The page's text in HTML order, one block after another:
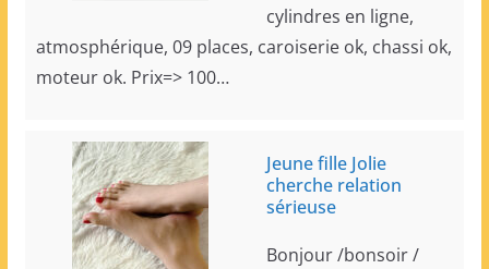
cylindres en ligne,
atmosphérique, 09 places, caroiserie ok, chassi ok,
moteur ok. Prix=> 100…
Jeune fille Jolie
cherche relation
sérieuse
Bonjour /bonsoir /